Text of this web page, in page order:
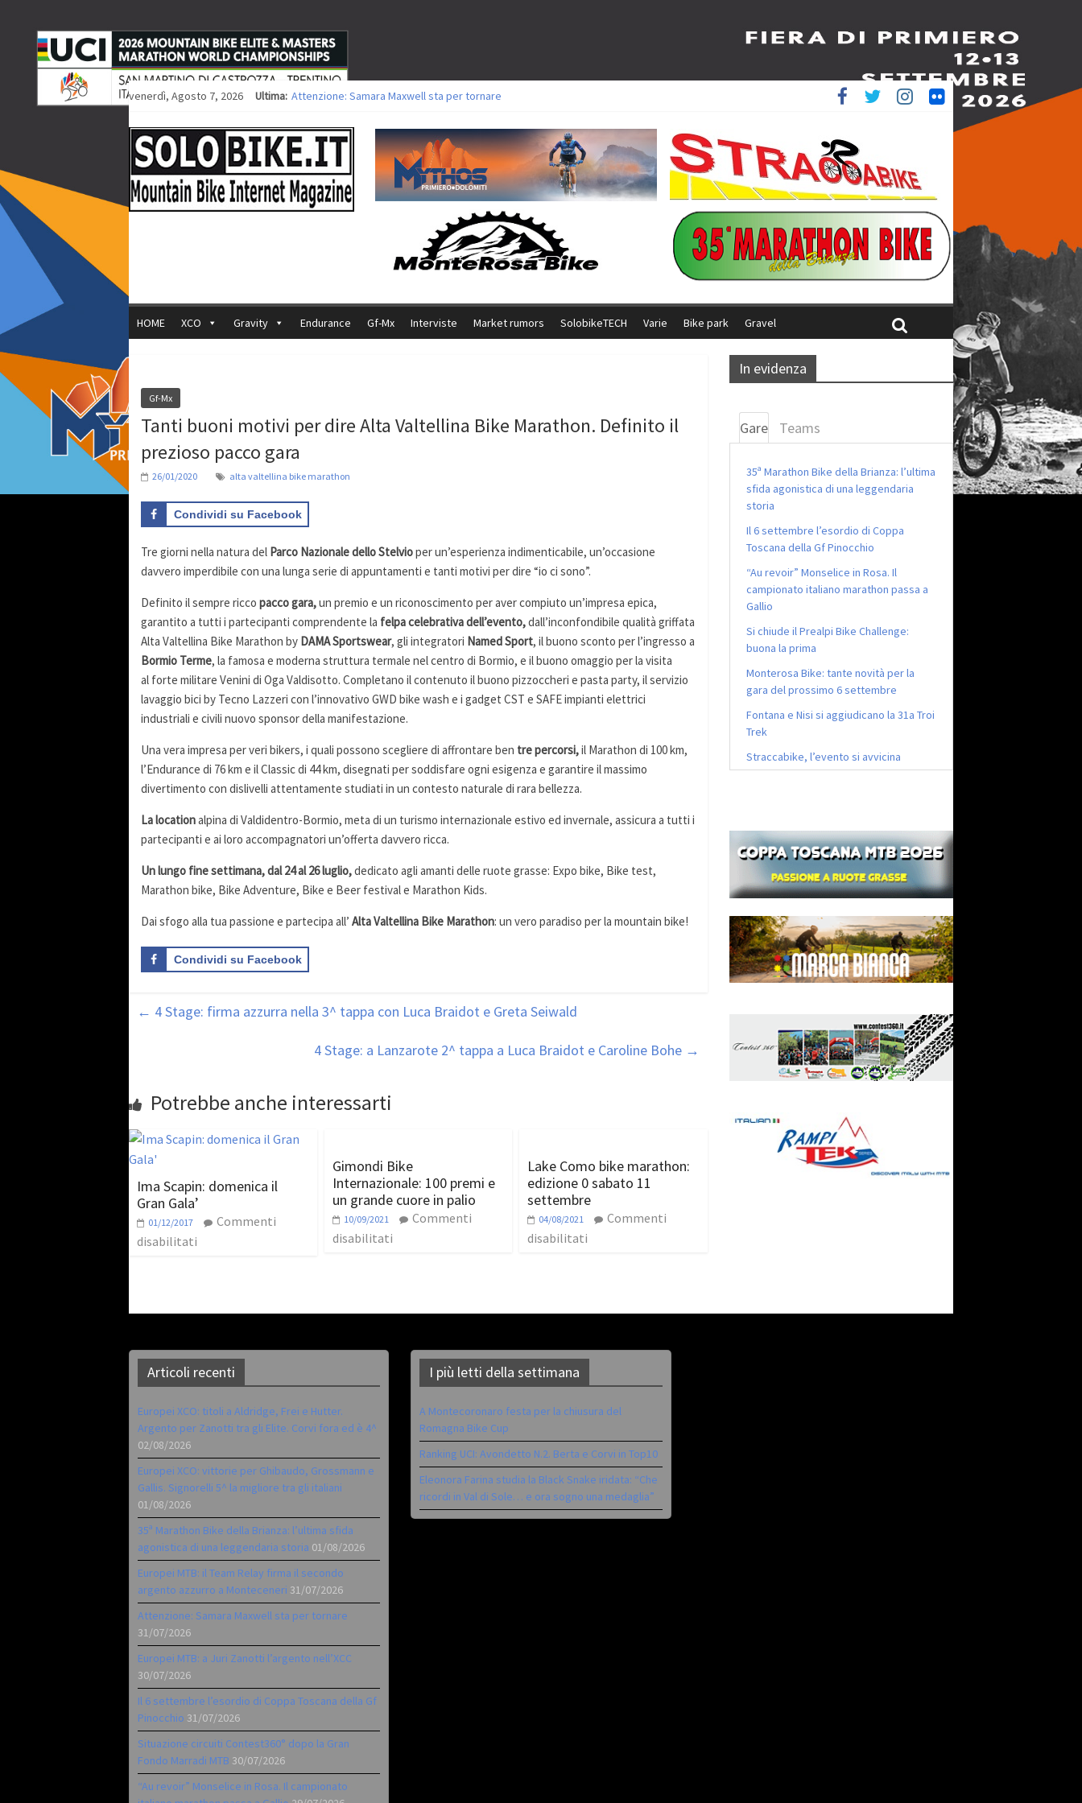
venerdì, Agosto 7, 2026 Ultima: Attenzione: Samara Maxwell sta per tornare
Europei XCO: vittorie per Ghibaudo, Grossmann e Gallis. Signorelli 5^ la migliore tra gli italiani
35ª Marathon Bike della Brianza: l’ultima sfida agonistica di una leggendaria storia
Europei MTB: il Team Relay firma il secondo argento azzurro a Monteceneri
HOME XCO Gravity Endurance Gf-Mx Interviste Market rumors SolobikeTECH Varie Bike park Gravel
Gf-Mx
Tanti buoni motivi per dire Alta Valtellina Bike Marathon. Definito il
prezioso pacco gara
26/01/2020 alta valtellina bike marathon
Condividi su Facebook
Tre giorni nella natura del Parco Nazionale dello Stelvioper un’esperienza indimenticabile, un’occasione
davvero imperdibile con una lunga serie di appuntamenti e tanti motivi per dire “io ci sono”.
Definito il sempre ricco pacco gara,un premio e un riconoscimento per aver compiuto un’impresa epica,
garantito a tutti i partecipanti comprendente la felpa celebrativa dell’evento,dall’inconfondibile qualità griffata
Alta Valtellina Bike Marathon by DAMA Sportswear, gli integratori Named Sport, il buono sconto per l’ingresso a
Bormio Terme, la famosa e moderna struttura termale nel centro di Bormio, e il buono omaggio per la visita
al forte militare Venini di Oga Valdisotto. Completano il contenuto il buono pizzoccheri e pasta party, il servizio
lavaggio bici by Tecno Lazzeri con l’innovativo GWD bike wash e i gadget CST e SAFE impianti elettrici
industriali e civili nuovo sponsor della manifestazione.
Una vera impresa per veri bikers, i quali possono scegliere di affrontare ben tre percorsi,il Marathon di 100 km,
l’Endurance di 76 km e il Classic di 44 km, disegnati per soddisfare ogni esigenza e garantire il massimo
divertimento con dislivelli attentamente studiati in un contesto naturale di rara bellezza.
La locationalpina di Valdidentro-Bormio, meta di un turismo internazionale estivo ed invernale, assicura a tutti i
partecipanti e ai loro accompagnatori un’offerta davvero ricca.
Un lungo fine settimana, dal 24 al 26 luglio,dedicato agli amanti delle ruote grasse: Expo bike, Bike test,
Marathon bike, Bike Adventure, Bike e Beer festival e Marathon Kids.
Dai sfogo alla tua passione e partecipa all’ Alta Valtellina Bike Marathon: un vero paradiso per la mountain bike!
Condividi su Facebook
← 4 Stage: firma azzurra nella 3^ tappa con Luca Braidot e Greta Seiwald
4 Stage: a Lanzarote 2^ tappa a Luca Braidot e Caroline Bohe →
Potrebbe anche interessarti
Ima Scapin: domenica il
Gran Gala’
01/12/2017
Commenti
disabilitati
Gimondi Bike
Internazionale: 100 premi e
un grande cuore in palio
10/09/2021
Commenti
disabilitati
Lake Como bike marathon:
edizione 0 sabato 11
settembre
04/08/2021
Commenti
disabilitati
In evidenza
Gare Teams
35ª Marathon Bike della Brianza: l’ultima
sfida agonistica di una leggendaria
storia
Il 6 settembre l’esordio di Coppa
Toscana della Gf Pinocchio
“Au revoir” Monselice in Rosa. Il
campionato italiano marathon passa a
Gallio
Si chiude il Prealpi Bike Challenge:
buona la prima
Monterosa Bike: tante novità per la
gara del prossimo 6 settembre
Fontana e Nisi si aggiudicano la 31a Troi
Trek
Straccabike, l’evento si avvicina
Articoli recenti
Europei XCO: titoli a Aldridge, Frei e Hutter.
Argento per Zanotti tra gli Elite. Corvi fora ed è 4^
02/08/2026
Europei XCO: vittorie per Ghibaudo, Grossmann e
Gallis. Signorelli 5^ la migliore tra gli italiani
01/08/2026
35ª Marathon Bike della Brianza: l’ultima sfida
agonistica di una leggendaria storia 01/08/2026
Europei MTB: il Team Relay firma il secondo
argento azzurro a Monteceneri 31/07/2026
Attenzione: Samara Maxwell sta per tornare
31/07/2026
Europei MTB: a Juri Zanotti l’argento nell’XCC
30/07/2026
Il 6 settembre l’esordio di Coppa Toscana della Gf
Pinocchio 31/07/2026
Situazione circuiti Contest360° dopo la Gran
Fondo Marradi MTB 30/07/2026
“Au revoir” Monselice in Rosa. Il campionato
I più letti della settimana
A Montecoronaro festa per la chiusura del
Romagna Bike Cup
Ranking UCI: Avondetto N.2. Berta e Corvi in Top10
Eleonora Farina studia la Black Snake iridata: “Che
ricordi in Val di Sole… e ora sogno una medaglia”